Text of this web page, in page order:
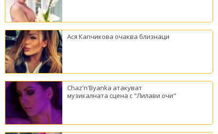
Ася Капчикова очаква близнаци
Chaz'n'Byanka атакуват
музикалната сцена с "Лилави очи"